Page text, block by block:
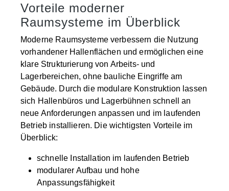
Vorteile moderner
Raumsysteme im Überblick
Moderne Raumsysteme verbessern die Nutzung
vorhandener Hallenflächen und ermöglichen eine
klare Strukturierung von Arbeits- und
Lagerbereichen, ohne bauliche Eingriffe am
Gebäude. Durch die modulare Konstruktion lassen
sich Hallenbüros und Lagerbühnen schnell an
neue Anforderungen anpassen und im laufenden
Betrieb installieren. Die wichtigsten Vorteile im
Überblick:
schnelle Installation im laufenden Betrieb
modularer Aufbau und hohe
Anpassungsfähigkeit